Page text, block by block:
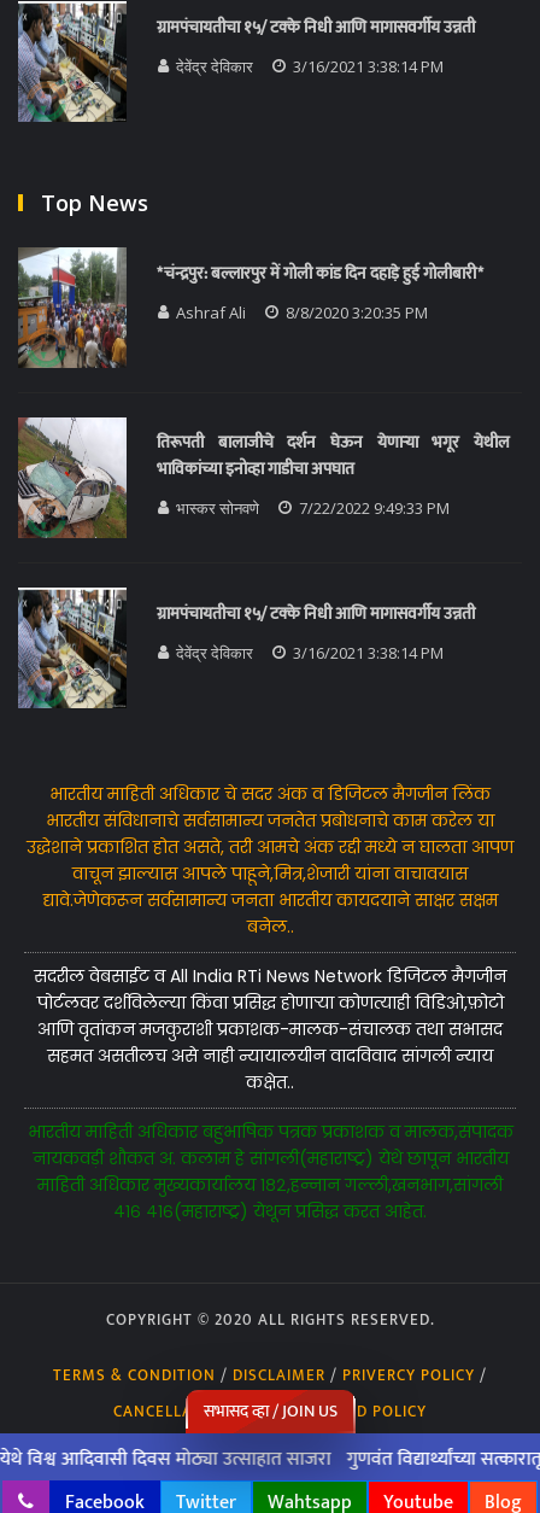
सभासद व्हा / JOIN US
दिवस मोठ्या उत्साहात साजरा गुणवंत विद्यार्थ्यांच्या सत्कारातून
Facebook
Twitter Wahtsapp Youtube Blog
ग्रामपंचायतीचा १५/ टक्के निधी आणि मागासवर्गीय उन्नती
देवेंद्र देविकार 3/16/2021 3:38:14 PM
Top News
*चंन्द्रपुर: बल्लारपुर में गोली कांड दिन दहाड़े हुई गोलीबारी*
Ashraf Ali 8/8/2020 3:20:35 PM
तिरूपती बालाजीचे दर्शन घेऊन येणाऱ्या भगूर येथील
भाविकांच्या इनोव्हा गाडीचा अपघात
भास्कर सोनवणे 7/22/2022 9:49:33 PM
ग्रामपंचायतीचा १५/ टक्के निधी आणि मागासवर्गीय उन्नती
देवेंद्र देविकार 3/16/2021 3:38:14 PM
भारतीय माहिती अधिकार चे सदर अंक व डिजिटल मैगजीन लिंक
भारतीय संविधानाचे सर्वसामान्य जनतेत प्रबोधनाचे काम करेल या
उद्धेशाने प्रकाशित होत असते, तरी आमचे अंक रद्दी मध्ये न घालता आपण
वाचून झाल्यास आपले पाहूने,मित्र,शेजारी यांना वाचावयास
द्यावे.जेणेकरून सर्वसामान्य जनता भारतीय कायदयाने साक्षर सक्षम
बनेल..
सदरील वेबसाईट व All India RTi News Network डिजिटल मैगजीन
पोर्टलवर दर्शविलेल्या किंवा प्रसिद्ध होणाऱ्या कोणत्याही विडिओ,फ़ोटो
आणि वृतांकन मजकुराशी प्रकाशक-मालक-संचालक तथा सभासद
सहमत असतीलच असे नाही न्यायालयीन वादविवाद सांगली न्याय
कक्षेत..
भारतीय माहिती अधिकार बहुभाषिक पत्रक प्रकाशक व मालक,संपादक
नायकवड़ी शौकत अ. कलाम हे सांगली(महाराष्ट्र) येथे छापून भारतीय
माहिती अधिकार मुख्यकार्यालय १८२,हन्नान गल्ली,खनभाग,सांगली
४१६ ४१६(महाराष्ट्र) येथून प्रसिद्ध करत आहेत.
COPYRIGHT © 2020 ALL RIGHTS RESERVED.
TERMS & CONDITION / DISCLAIMER / PRIVERCY POLICY /
CANCELLATION POLICY/REFUND POLICY